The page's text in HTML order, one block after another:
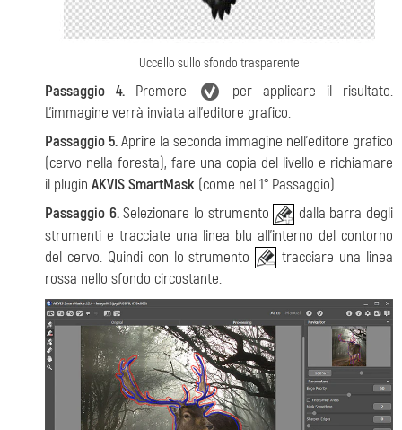
Uccello sullo sfondo trasparente
Passaggio 4.Premere
per applicare il risultato.
L’immagine verrà inviata all’editore grafico.
Passaggio 5.Aprire la seconda immagine nell’editore grafico
(cervo nella foresta), fare una copia del livello e richiamare
il plugin AKVIS SmartMask (come nel 1° Passaggio).
Passaggio 6.Selezionare lo strumento
dalla barra degli
strumenti e tracciate una linea blu all’interno del contorno
del cervo. Quindi con lo strumento
tracciare una linea
rossa nello sfondo circostante.